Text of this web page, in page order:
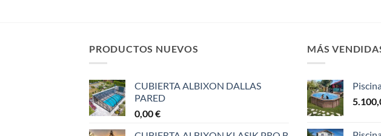
6.054,00 €
3.329,00 €
PRODUCTOS NUEVOS
CUBIERTA ALBIXON DALLAS
PARED
0,00€
MÁS